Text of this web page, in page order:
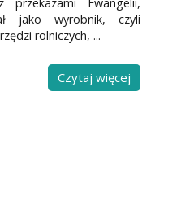
jako wyrobnik, czyli
rolniczych, ...
Czytaj więcej